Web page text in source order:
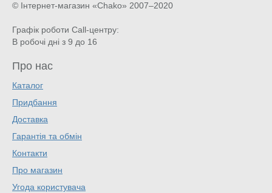
© Інтернет-магазин «Chako» 2007–2020
Графік роботи Call-центру:
В робочі дні з 9 до 16
Про нас
Каталог
Придбання
Доставка
Гарантія та обмін
Контакти
Про магазин
Угода користувача